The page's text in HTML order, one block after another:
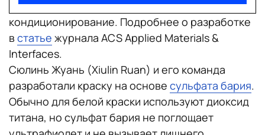
помощью энергию, снизив затраты на
кондиционирование. Подробнее о разработке
в статье журнала ACS Applied Materials &
Interfaces.
Сюлинь Жуань (Xiulin Ruan) и его команда
разработали краску на основе сульфата бария.
Обычно для белой краски используют диоксид
титана, но сульфат бария не поглощает